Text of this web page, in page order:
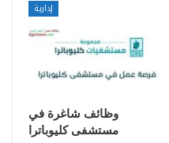
إدارية
وظائف شاغرة في
مستشفى كليوباترا